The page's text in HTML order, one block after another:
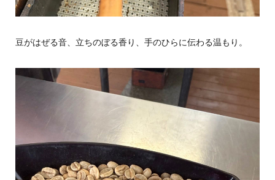
豆がはぜる音、立ちのぼる香り、手のひらに伝わる温もり。